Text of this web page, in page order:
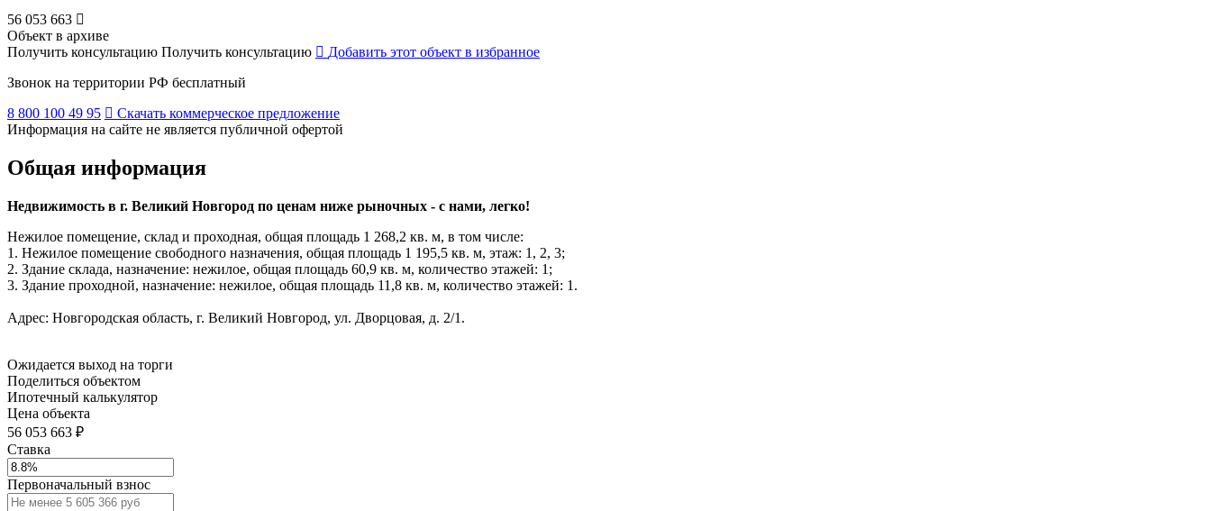
56 053 663
Объект в архиве
Получить консультацию Получить консультацию
Добавить этот объект в избранное
Звонок на территории РФ бесплатный
8 800 100 49 95
Скачать коммерческое предложение
Информация на сайте не является публичной офертой
Общая информация
Недвижимость в г. Великий Новгород по ценам ниже рыночных - с нами, легко!
Нежилое помещение, склад и проходная, общая площадь 1 268,2 кв. м, в том числе:
1. Нежилое помещение свободного назначения, общая площадь 1 195,5 кв. м, этаж: 1, 2, 3;
2. Здание склада, назначение: нежилое, общая площадь 60,9 кв. м, количество этажей: 1;
3. Здание проходной, назначение: нежилое, общая площадь 11,8 кв. м, количество этажей: 1.
Адрес: Новгородская область, г. Великий Новгород, ул. Дворцовая, д. 2/1.
Ожидается выход на торги
Поделиться объектом
Ипотечный калькулятор
Цена объекта
56 053 663 ₽
Ставка
Первоначальный взнос